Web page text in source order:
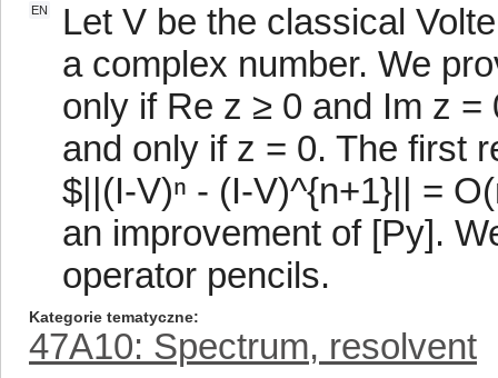
EN
Let V be the classical
a complex number. We
only if Re z ≥ 0 and Im z =
and only if z = 0. The first
$||(I-V)ⁿ - (I-V)^{n+1}|| =
an improvement of [Py].
operator pencils.
Kategorie tematyczne
47A10: Spectrum, resolvent